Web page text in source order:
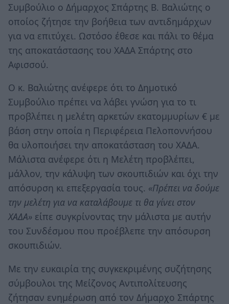
Συμβούλιο ο Δήμαρχος Σπάρτης Β. Βαλιώτης ο
οποίος ζήτησε την βοήθεια των αντιδημάρχων
για να επιτύχει. Ωστόσο έθεσε και πάλι το θέμα
της αποκατάστασης του ΧΑΔΑ Σπάρτης στο
Αφισσού.
Ο κ. Βαλιώτης ανέφερε ότι το Δημοτικό
Συμβούλιο πρέπει να λάβει γνώση για το τι
προβλέπει η μελέτη αρκετών εκατομμυρίων € με
βάση στην οποία η Περιφέρεια Πελοποννήσου
θα υλοποιήσει την αποκατάσταση του ΧΑΔΑ.
Μάλιστα ανέφερε ότι η Μελέτη προβλέπει,
μάλλον, την κάλυψη των σκουπιδιών και όχι την
απόσυρση κι επεξεργασία τους. «Πρέπει να δούμε
την μελέτη για να καταλάβουμε τι θα γίνει στον
ΧΑΔΑ» είπε συγκρίνοντας την μάλιστα με αυτήν
του Συνδέσμου που προέβλεπε την απόσυρση
σκουπιδιών.
Με την ευκαιρία της συγκεκριμένης συζήτησης
σύμβουλοι της Μείζονος Αντιπολίτευσης
ζήτησαν ενημέρωση από τον Δήμαρχο Σπάρτης